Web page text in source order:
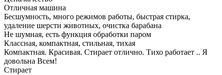
Отличная машина
Бесшумность, много режимов работы, быстрая стирка,
удаление шерсти животных, очистка барабана
Не шумная, есть функция обработки паром
Классная, компактная, стильная, тихая
Компактная. Красивая. Стирает отлично. Тихо работает .. Я
довольна Всем!
Стирает